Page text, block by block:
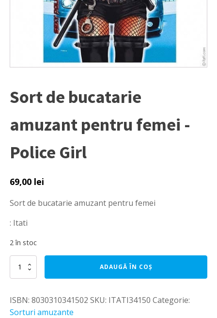
Sort de bucatarie
amuzant pentru femei -
Police Girl
69,00 lei
Sort de bucatarie amuzant pentru femei
: Itati
2 în stoc
Cantitate
amuzant
pentru
ADAUGĂ ÎN COȘ
ISBN: 8030310341502 SKU: ITATI34150 Categorie:
Sorturi amuzante